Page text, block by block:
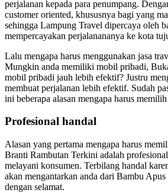
perjalanan kepada para penumpang.
customer oriented, khususnya bagi yang
sehingga Lampung Travel dipercaya oleh
mempercayakan perjalanananya ke kota
Lalu mengapa harus menggunakan jasa
Mungkin anda memiliki mobil pribadi,
mobil pribadi jauh lebih efektif? Justru
membuat perjalanan lebih efektif. Sudah
ini beberapa alasan mengapa harus
Profesional handal
Alasan yang pertama mengapa harus
Branti Rambutan Terkini adalah
melayani konsumen. Terbilang handal
akan mengantarkan anda dari Bambu
dengan selamat.